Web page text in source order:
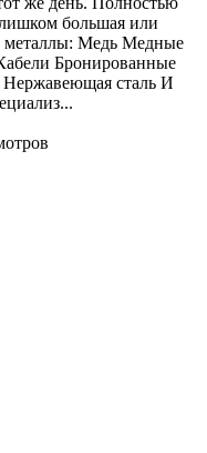
большая или
металлы: Медь Медные
Бронированные
Нержавеющая сталь И